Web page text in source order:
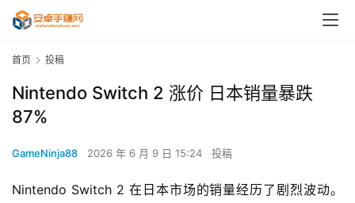
首页 投稿
Nintendo Switch 2 涨价 日本销量暴跌
87%
GameNinja88 2026 年 6 月 9 日 15:24 投稿
Nintendo Switch 2 在日本市场的销量经历了剧烈波动。